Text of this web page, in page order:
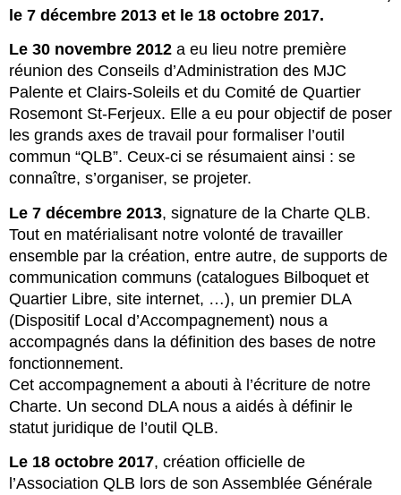
le 7 décembre 2013 et le 18 octobre 2017.
Le 30 novembre 2012 a eu lieu notre première
réunion des Conseils d’Administration des MJC
Palente et Clairs-Soleils et du Comité de Quartier
Rosemont St-Ferjeux. Elle a eu pour objectif de poser
les grands axes de travail pour formaliser l’outil
commun “QLB”. Ceux-ci se résumaient ainsi : se
connaître, s’organiser, se projeter.
Le 7 décembre 2013, signature de la Charte QLB.
Tout en matérialisant notre volonté de travailler
ensemble par la création, entre autre, de supports de
communication communs (catalogues Bilboquet et
Quartier Libre, site internet, …), un premier DLA
(Dispositif Local d’Accompagnement) nous a
accompagnés dans la définition des bases de notre
fonctionnement.
Cet accompagnement a abouti à l’écriture de notre
Charte. Un second DLA nous a aidés à définir le
statut juridique de l’outil QLB.
Le 18 octobre 2017, création officielle de
l’Association QLB lors de son Assemblée Générale